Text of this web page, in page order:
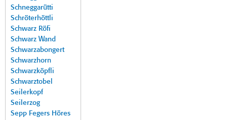
Schneggarütti
Schröterhöttli
Schwarz Röfi
Schwarz Wand
Schwarzabongert
Schwarzhorn
Schwarzköpfli
Schwarztobel
Seilerkopf
Seilerzog
Sepp Fegers Höres